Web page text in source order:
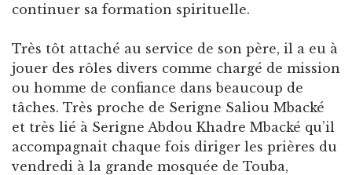
continuer sa formation spirituelle.
Très tôt attaché au service de son père, il a eu à
jouer des rôles divers comme chargé de mission
ou homme de confiance dans beaucoup de
tâches. Très proche de Serigne Saliou Mbacké
et très lié à Serigne Abdou Khadre Mbacké qu’il
accompagnait chaque fois diriger les prières du
vendredi à la grande mosquée de Touba,